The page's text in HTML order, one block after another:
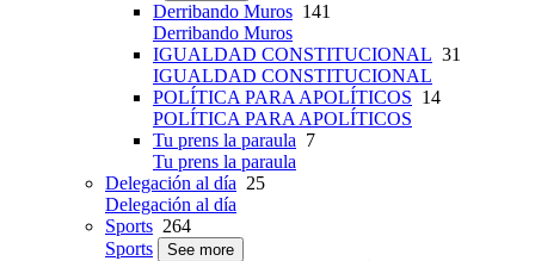
Derribando Muros 141
Derribando Muros
IGUALDAD CONSTITUCIONAL 31
IGUALDAD CONSTITUCIONAL
POLÍTICA PARA APOLÍTICOS 14
POLÍTICA PARA APOLÍTICOS
Tu prens la paraula 7
Tu prens la paraula
Delegación al día 25
Delegación al día
Sports 264
Sports
See more